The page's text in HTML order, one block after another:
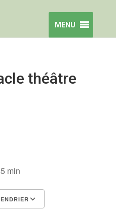
MENU
théâtre
min